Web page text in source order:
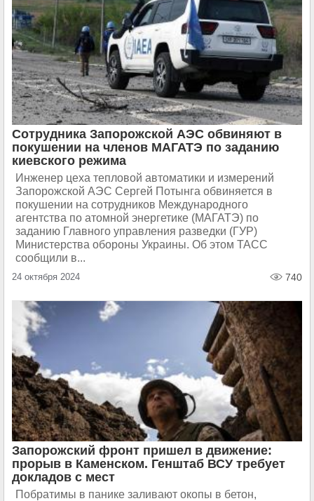
Сотрудника Запорожской АЭС обвиняют в
покушении на членов МАГАТЭ по заданию
киевского режима
Инженер цеха тепловой автоматики и измерений
Запорожской АЭС Сергей Потынга обвиняется в
покушении на сотрудников Международного
агентства по атомной энергетике (МАГАТЭ) по
заданию Главного управления разведки (ГУР)
Министерства обороны Украины. Об этом ТАСС
сообщили в...
24 октября 2024 740
Запорожский фронт пришел в движение:
прорыв в Каменском. Генштаб ВСУ требует
докладов с мест
Побратимы в панике заливают окопы в бетон,